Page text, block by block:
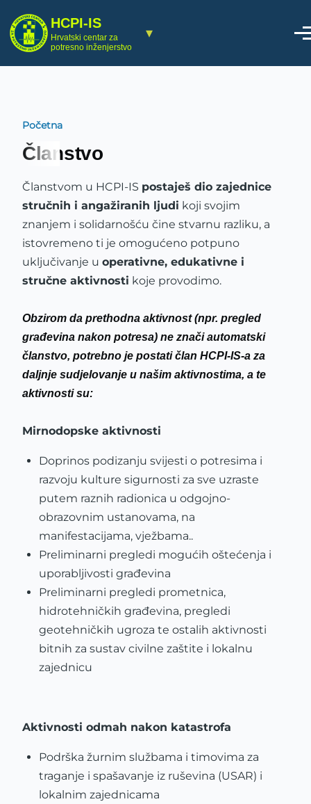
HCPI-IS
Hrvatski centar za
potresno inženjerstvo
▾
Breadcrumb
Početna
Članstvo
Članstvom u HCPI-IS postaješ dio zajednice
stručnih i angažiranih ljudi koji svojim
znanjem i solidarnošću čine stvarnu razliku, a
istovremeno ti je omogućeno potpuno
uključivanje u operativne, edukativne i
stručne aktivnosti koje provodimo.
Obzirom da prethodna aktivnost (npr. pregled
građevina nakon potresa) ne znači automatski
članstvo, potrebno je postati član HCPI-IS-a za
daljnje sudjelovanje u našim aktivnostima, a te
aktivnosti su:
Mirnodopske aktivnosti
Doprinos podizanju svijesti o potresima i
razvoju kulture sigurnosti za sve uzraste
putem raznih radionica u odgojno-
obrazovnim ustanovama, na
manifestacijama, vježbama..
Preliminarni pregledi mogućih oštećenja i
uporabljivosti građevina
Preliminarni pregledi prometnica,
hidrotehničkih građevina, pregledi
geotehničkih ugroza te ostalih aktivnosti
bitnih za sustav civilne zaštite i lokalnu
zajednicu
Aktivnosti odmah nakon katastrofa
Podrška žurnim službama i timovima za
traganje i spašavanje iz ruševina (USAR) i
lokalnim zajednicama